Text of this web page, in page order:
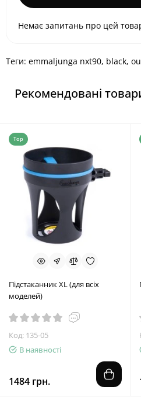
Немає запитань про цей
Теги: emmaljunga nxt90, black,
Рекомендовані
Top
Підстаканник XL (для всіх
моделей)
Код: 135-05
В наявності
1484 грн.